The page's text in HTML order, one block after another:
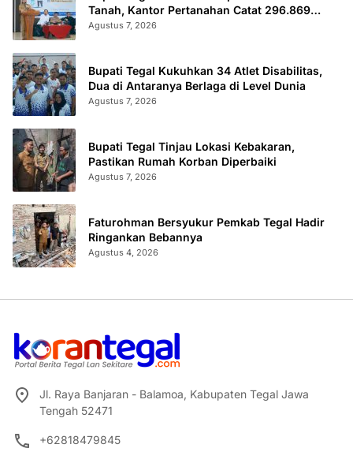
Tanah, Kantor Pertanahan Catat 296.869
Sertifikat Terbit
Agustus 7, 2026
Bupati Tegal Kukuhkan 34 Atlet Disabilitas,
Dua di Antaranya Berlaga di Level Dunia
Agustus 7, 2026
Bupati Tegal Tinjau Lokasi Kebakaran,
Pastikan Rumah Korban Diperbaiki
Agustus 7, 2026
Faturohman Bersyukur Pemkab Tegal Hadir
Ringankan Bebannya
Agustus 4, 2026
Jl. Raya Banjaran - Balamoa, Kabupaten Tegal Jawa
Tengah 52471
+62818479845